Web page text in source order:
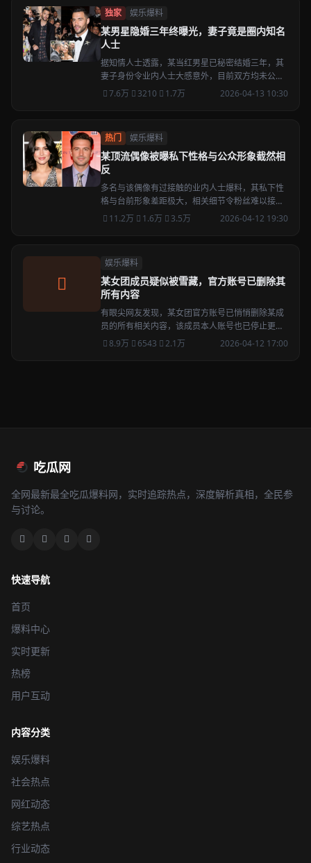
独家 娱乐爆料
某男星隐婚三年终曝光，妻子竟是圈内知名
人士
据知情人士透露，某当红男星已秘密结婚三年，其
妻子身份令业内人士大感意外，目前双方均未公开
回应。
7.6万 3210 1.7万 2026-04-13 10:30
热门 娱乐爆料
某顶流偶像被曝私下性格与公众形象截然相
反
多名与该偶像有过接触的业内人士爆料，其私下性
格与台前形象差距极大，相关细节令粉丝难以接
受。11.2万 1.6万 3.5万 2026-04-12 19:30
娱乐爆料
某女团成员疑似被雪藏，官方账号已删除其
所有内容
有眼尖网友发现，某女团官方账号已悄悄删除某成
员的所有相关内容，该成员本人账号也已停止更
新，雪藏传言四起。
8.9万 6543 2.1万 2026-04-12 17:00
吃瓜网
全网最新最全吃瓜爆料网，实时追踪热点，深度解析真相，全民参
与讨论。
快速导航
首页
爆料中心
实时更新
热榜
用户互动
内容分类
娱乐爆料
社会热点
网红动态
综艺热点
行业动态